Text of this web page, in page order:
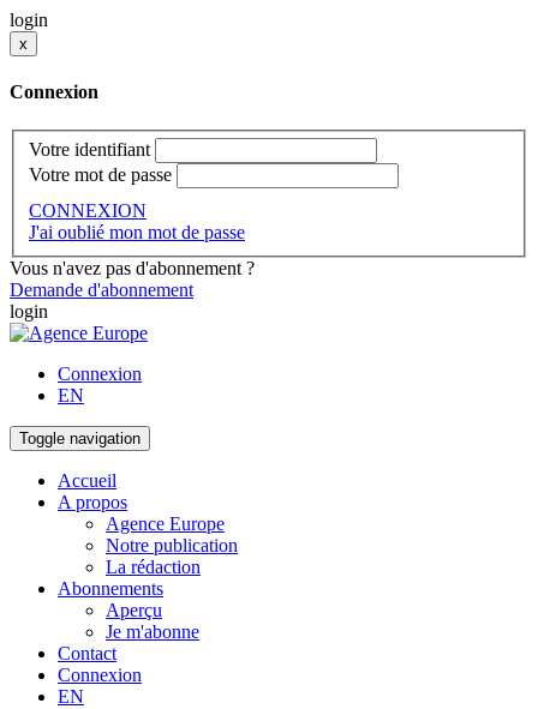
login
x
Connexion
Votre identifiant
Votre mot de passe
CONNEXION
J'ai oublié mon mot de passe
Vous n'avez pas d'abonnement ?
Demande d'abonnement
login
Connexion
EN
Toggle navigation
Accueil
A propos
Agence Europe
Notre publication
La rédaction
Abonnements
Aperçu
Je m'abonne
Contact
Connexion
EN